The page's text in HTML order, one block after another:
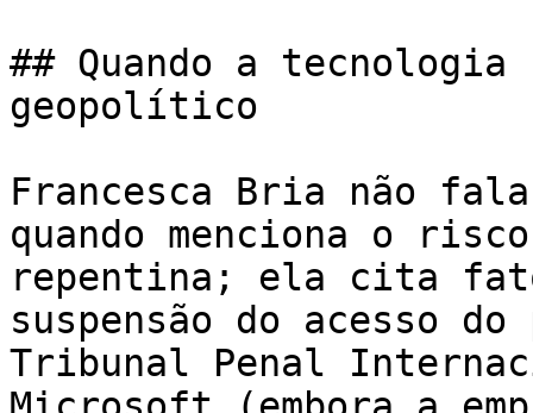
## Quando a
geopolítico
Francesca Bria não
quando menciona o
repentina; ela cita
suspensão do acesso
Tribunal Penal